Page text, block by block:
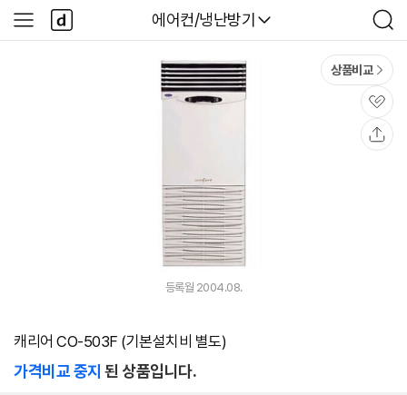
다나와
에어컨/냉난방기
검
색
사
이
다
나
와
상품비교
관
심
등록월 2004.08.
캐리어 CO-503F (기본설치비 별도)
가격비교 중지 된 상품입니다.